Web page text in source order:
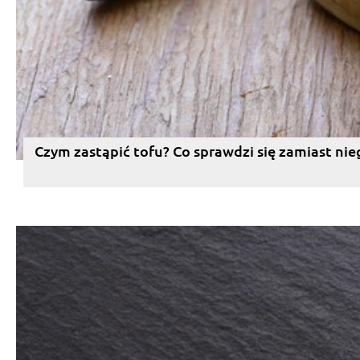
Czym zastąpić tofu? Co sprawdzi się zamiast